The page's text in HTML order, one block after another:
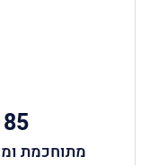
מתוחכמת